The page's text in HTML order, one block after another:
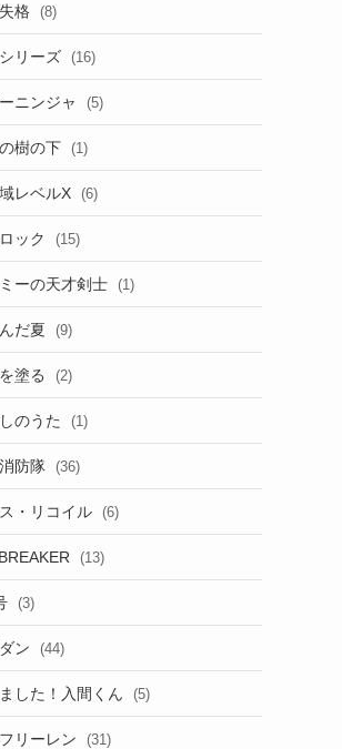
格 (8)
リーズ (16)
ニンジャ (5)
樹の下 (1)
レベルX (6)
ック (15)
ーの天才剣士 (1)
だ夏 (9)
塗る (2)
のうた (1)
防隊 (36)
・リコイル (6)
(13)
(3)
ン (44)
した！入間くん (5)
リーレン (31)